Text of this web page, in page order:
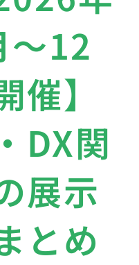
〜12
催】
DX関
展示
とめ